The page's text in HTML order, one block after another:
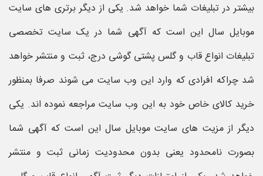
بیشتر در تبلیغات شما خواهد شد. یکی از دیگر برتری های سایت
موبایل سال این است که آگهی شما در یک سایت تخصصی
تبلیغات انواع قاب و گلس پشتی گوشی درج، ثبت و منتشر خواهد
شد چراکه افرادی که وارد این وب سایت می شوند صرفا بمنظور
خرید کالای خاص خود به این وب سایت مراجعه نموده اند. یکی
دیگر از مزیت های سایت موبایل سال این است که آگهی شما
بصورت نامحدود یعنی بدون محدودیت زمانی ثبت و منتشر